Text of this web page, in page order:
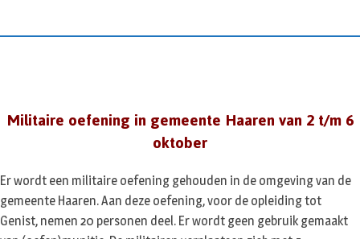
t
e
n
Militaire oefening in gemeente Haaren van 2 t/m 6
oktober
Er wordt een militaire oefening gehouden in de omgeving van de
gemeente Haaren. Aan deze oefening, voor de opleiding tot
Genist, nemen 20 personen deel. Er wordt geen gebruik gemaakt